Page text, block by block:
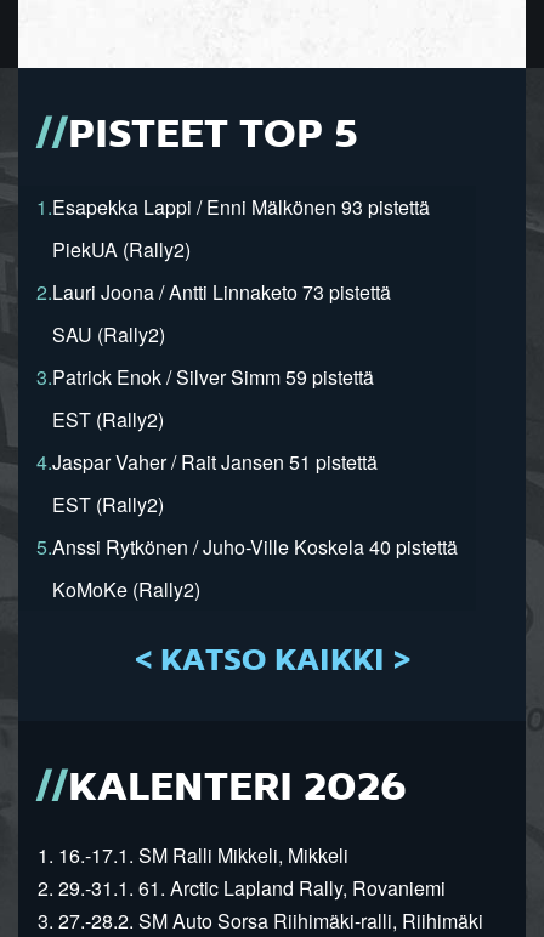
PISTEET TOP 5
1.Esapekka Lappi / Enni Mälkönen 93 pistettä
PiekUA (Rally2)
2.Lauri Joona / Antti Linnaketo 73 pistettä
SAU (Rally2)
3.Patrick Enok / Silver Simm 59 pistettä
EST (Rally2)
4.Jaspar Vaher / Rait Jansen 51 pistettä
EST (Rally2)
5.Anssi Rytkönen / Juho-Ville Koskela 40 pistettä
KoMoKe (Rally2)
< KATSO KAIKKI >
KALENTERI 2026
1. 16.-17.1. SM Ralli Mikkeli, Mikkeli
2. 29.-31.1. 61. Arctic Lapland Rally, Rovaniemi
3. 27.-28.2. SM Auto Sorsa Riihimäki-ralli, Riihimäki